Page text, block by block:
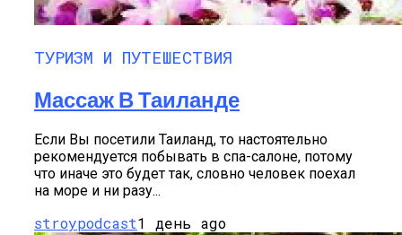
ТУРИЗМ И ПУТЕШЕСТВИЯ
Массаж В Таиланде
Если Вы посетили Таиланд, то настоятельно
рекомендуется побывать в спа-салоне, потому
что иначе это будет так, словно человек поехал
на море и ни разу...
stroypodcast1 день ago